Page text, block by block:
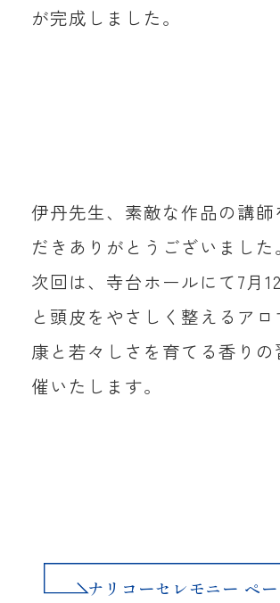
が完成しました。
伊丹先生、素敵な作品の講師
だきありがとうございました。
次回は、寺台ホールにて7月
と頭皮をやさしく整えるア
康と若々しさを育てる香りの
催いたします。
ナリコーセレモニー ペ